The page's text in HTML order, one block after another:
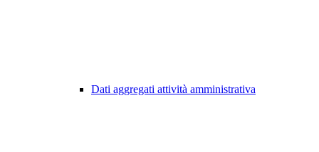
Dati aggregati attività amministrativa